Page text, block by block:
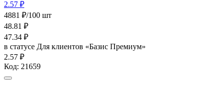
2.57 ₽
4881 ₽/100 шт
48.81 ₽
47.34 ₽
в статусе Для клиентов «Базис Премиум»
2.57 ₽
Код: 21659